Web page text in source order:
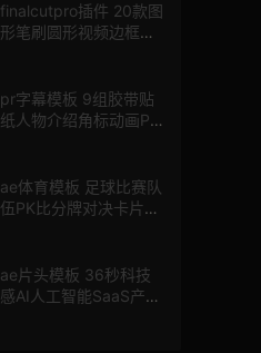
finalcutpro插件 20款图
形笔刷圆形视频边框遮
pr字幕模板 9组胶带贴
纸人物介绍角标动画PR
ae体育模板 足球比赛队
伍PK比分牌对决卡片球
ae片头模板 36秒科技
感AI人工智能SaaS产品